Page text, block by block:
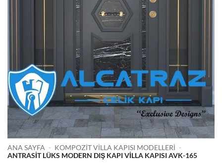
ANA SAYFA - KOMPOZIT VILLA KAPISI MODELLERI -
ANTRASIT LÜKS MODERN DIŞ KAPI VILLA KAPISI AVK-165